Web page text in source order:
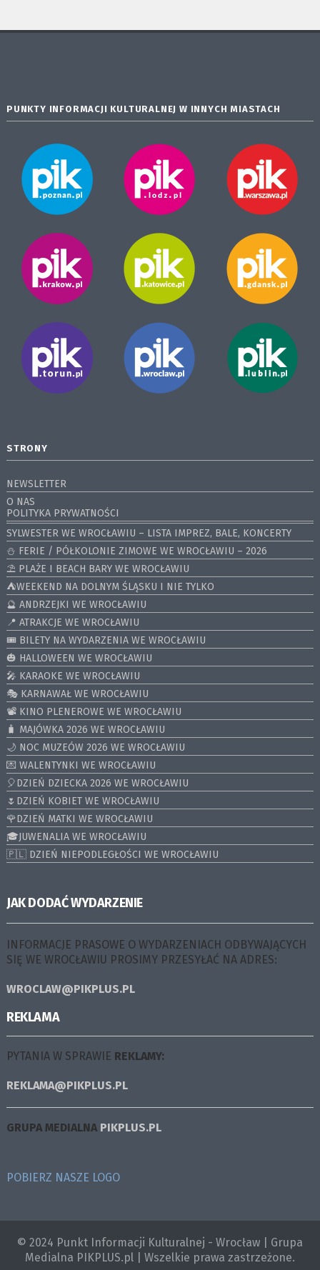
PUNKTY INFORMACJI KULTURALNEJ W INNYCH MIASTACH
STRONY
NEWSLETTER
O NAS
POLITYKA PRYWATNOŚCI
SYLWESTER WE WROCŁAWIU – LISTA IMPREZ, BALE, KONCERTY
⛄️ FERIE / PÓŁKOLONIE ZIMOWE WE WROCŁAWIU – 2026
⛱️ PLAŻE I BEACH BARY WE WROCŁAWIU
⛺️WEEKEND NA DOLNYM ŚLĄSKU I NIE TYLKO
🔮 ANDRZEJKI WE WROCŁAWIU
📍 ATRAKCJE WE WROCŁAWIU
🎟️ BILETY NA WYDARZENIA WE WROCŁAWIU
🎃 HALLOWEEN WE WROCŁAWIU
🎤 KARAOKE WE WROCŁAWIU
🎭 KARNAWAŁ WE WROCŁAWIU
📽️ KINO PLENEROWE WE WROCŁAWIU
🧳 MAJÓWKA 2026 WE WROCŁAWIU
🌙 NOC MUZEÓW 2026 WE WROCŁAWIU
💌 WALENTYNKI WE WROCŁAWIU
🎈DZIEŃ DZIECKA 2026 WE WROCŁAWIU
🌷DZIEŃ KOBIET WE WROCŁAWIU
🌹DZIEŃ MATKI WE WROCŁAWIU
🎓JUWENALIA WE WROCŁAWIU
🇵🇱 DZIEŃ NIEPODLEGŁOŚCI WE WROCŁAWIU
JAK DODAĆ WYDARZENIE
INFORMACJE PRASOWE O WYDARZENIACH ODBYWAJĄCYCH
SIĘ WE WROCŁAWIU PROSIMY PRZESYŁAĆ NA ADRES:
WROCLAW@PIKPLUS.PL
REKLAMA
PYTANIA W SPRAWIE REKLAMY:
REKLAMA@PIKPLUS.PL
GRUPA MEDIALNA PIKPLUS.PL
POBIERZ NASZE LOGO
© 2024 Punkt Informacji Kulturalnej - Wrocław | Grupa
Medialna PIKPLUS.pl | Wszelkie prawa zastrzeżone.